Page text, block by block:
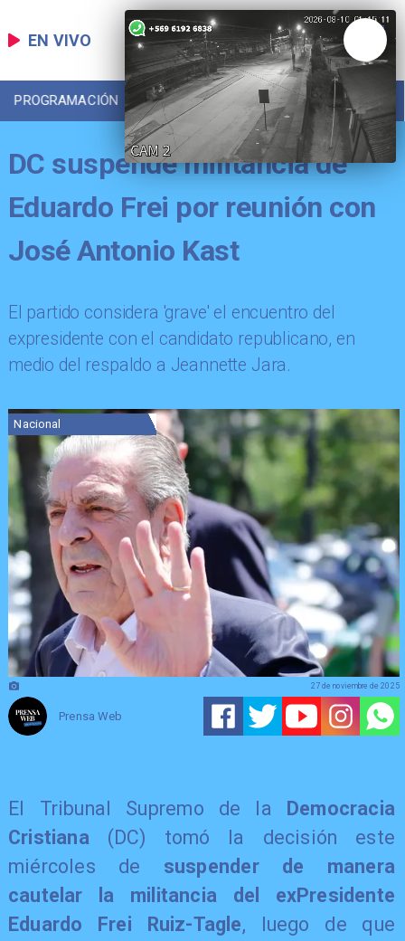
EN VIVO
PROGRAMACIÓN LOCAL DEPORTES
DC suspende militancia de
Eduardo Frei por reunión con
José Antonio Kast
El partido considera 'grave' el encuentro del
expresidente con el candidato republicano, en
medio del respaldo a Jeannette Jara.
Nacional
Prensa Web
27 de noviembre de 2025
El Tribunal Supremo de la Democracia
Cristiana(DC) tomó la decisión este
miércoles de suspender de manera
cautelar la militancia del exPresidente
Eduardo Frei Ruiz-Tagle, luego de que